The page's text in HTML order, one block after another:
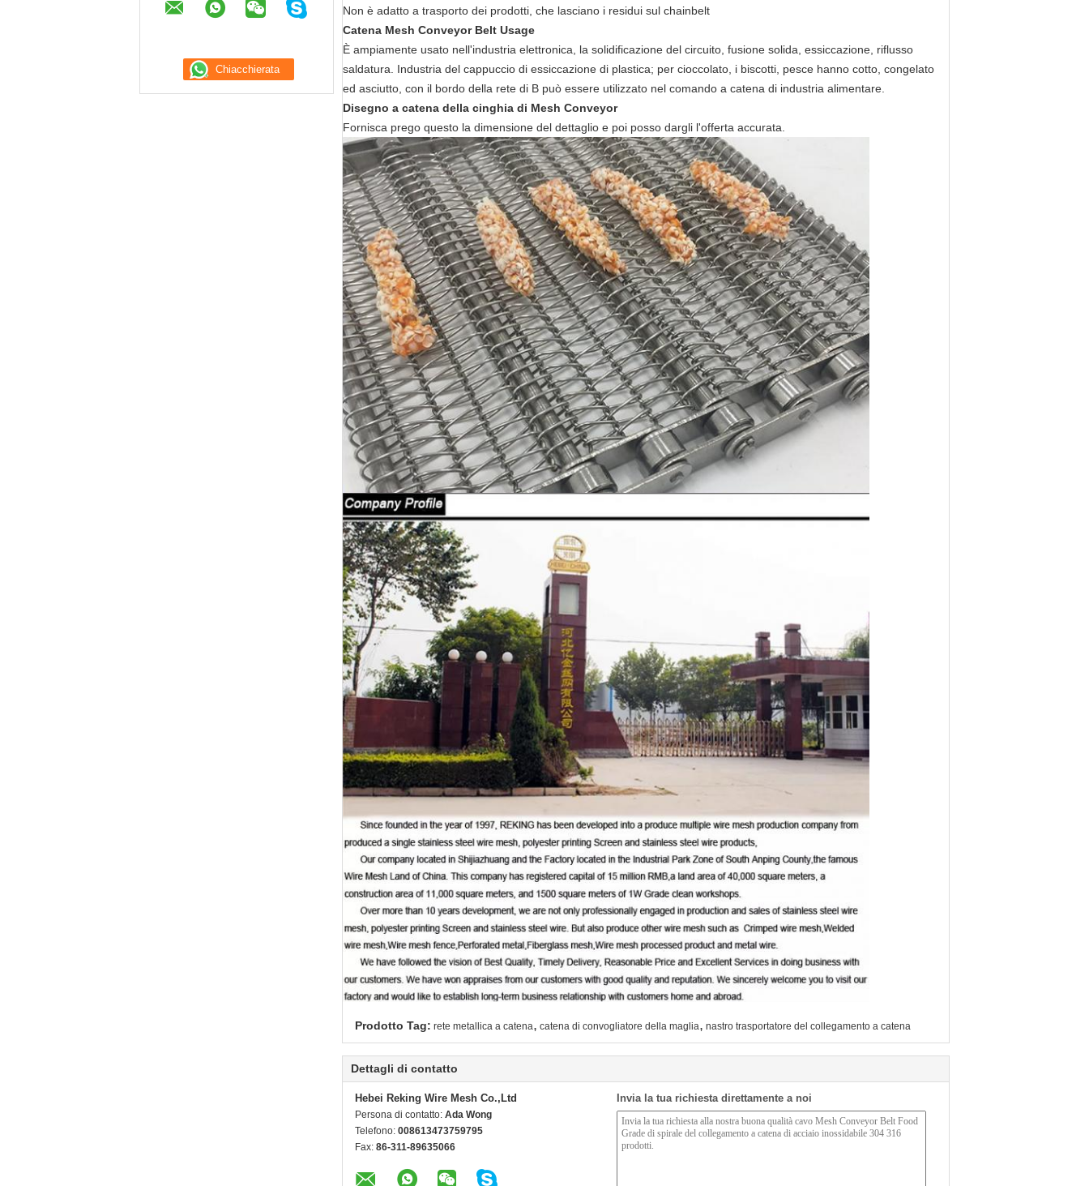
Non è adatto a trasporto dei prodotti, che lasciano i residui sul chainbelt
Catena Mesh Conveyor Belt Usage
È ampiamente usato nell'industria elettronica, la solidificazione del circuito, fusione solida, essiccazione, riflusso
saldatura. Industria del cappuccio di essiccazione di plastica; per cioccolato, i biscotti, pesce hanno cotto, congelato
ed asciutto, con il bordo della rete di B può essere utilizzato nel comando a catena di industria alimentare.
Disegno a catena della cinghia di Mesh Conveyor
Fornisca prego questo la dimensione del dettaglio e poi posso dargli l'offerta accurata.
Prodotto Tag: rete metallica a catena, catena di convogliatore della maglia, nastro trasportatore del collegamento a catena
Dettagli di contatto
Hebei Reking Wire Mesh Co.,Ltd
Persona di contatto: Ada Wong
Telefono: 008613473759795
Fax: 86-311-89635066
Invia la tua richiesta direttamente a noi